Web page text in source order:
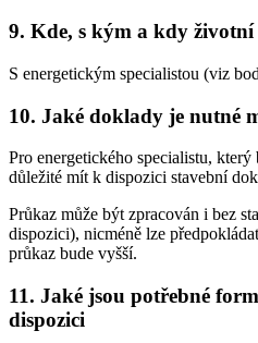
9. Kde, s kým a kdy životní
S energetickým specialistou (viz
10. Jaké doklady je nutné
Pro energetického specialistu,
důležité mít k dispozici stavební
Průkaz může být zpracován i bez
dispozici), nicméně lze
průkaz bude vyšší.
11. Jaké jsou potřebné
dispozici